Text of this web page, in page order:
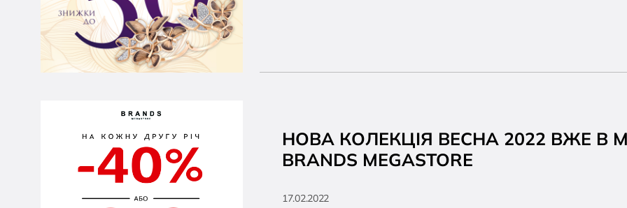
НОВА КОЛЕКЦІЯ ВЕСНА 2022 ВЖЕ В
BRANDS MEGASTORE
17.02.2022